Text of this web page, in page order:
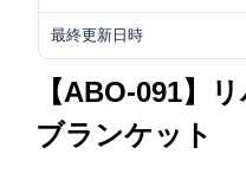
最終更新日時
【ABO-091】
ブランケット